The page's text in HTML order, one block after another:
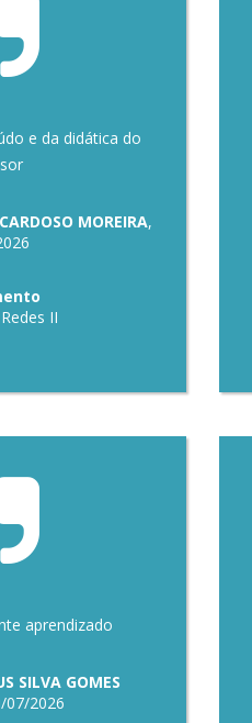
e da didática do
MOREIRA,
II
aprendizado
SILVA GOMES
07/2026